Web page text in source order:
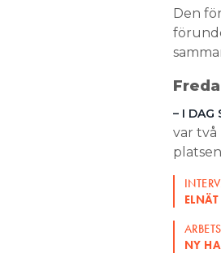
Den
– I DAG
var två
NY